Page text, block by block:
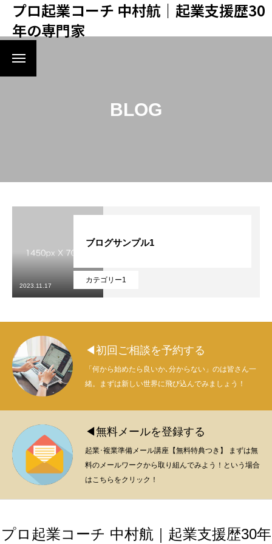
プロ起業コーチ 中村航｜起業支援歴30
年の専門家
初回ご相談申し込み
中村航への仕事依頼･取材申込
BLOG
カテゴリー1
ブログサンプル1
2023.11.17
◀初回ご相談を予約する
「何から始めたら良いか､分からない」のは皆さん一
緒。まずは新しい世界に飛び込んでみましょう！
◀無料メールを登録する
起業･複業準備メール講座【無料特典つき】 まずは無
料のメールワークから取り組んでみよう！という場合
はこちらをクリック！
プロ起業コーチ 中村航｜起業支援歴30年